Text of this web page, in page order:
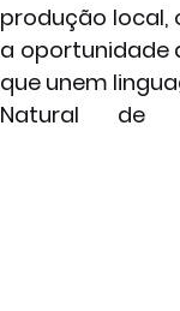
produção local,
a oportunidade
que unem
Natural de